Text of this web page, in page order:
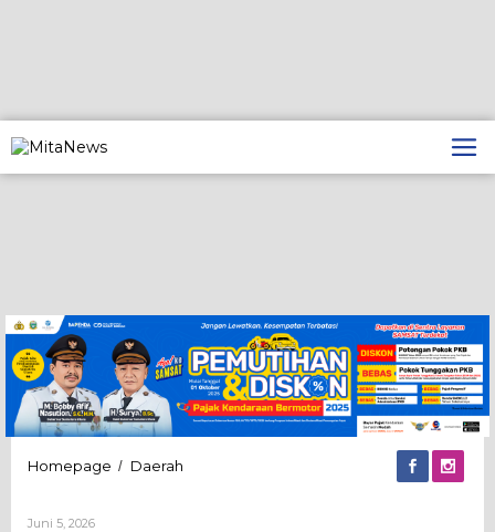
ke
konten
Homepage / Daerah
Juni 5, 2026Oleh